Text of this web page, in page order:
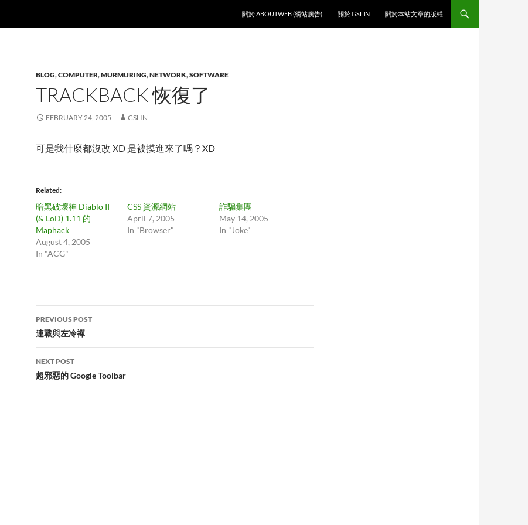
關於 ABOUTWEB (網站廣告)
關於 GSLIN 關於本站文章的版權
BLOG,COMPUTER,MURMURING,NETWORK,SOFTWARE
TRACKBACK 恢復了
FEBRUARY 24, 2005 GSLIN
可是我什麼都沒改 XD 是被摸進來了嗎？XD
Related
暗黑破壞神 Diablo II
(& LoD) 1.11 的
Maphack
August 4, 2005
In "ACG"
CSS 資源網站
April 7, 2005
In "Browser"
詐騙集團
May 14, 2005
In "Joke"
Post
navigation
PREVIOUS POST
連戰與左冷禪
NEXT POST
超邪惡的 Google Toolbar